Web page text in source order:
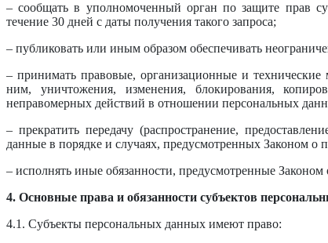
– сообщать в уполномоченный орган по защите прав
течение 30 дней с даты получения такого запроса;
– публиковать или иным образом обеспечивать
– принимать правовые, организационные и
ним, уничтожения, изменения, блокирования,
неправомерных действий в отношении персональных
– прекратить передачу (распространение,
данные в порядке и случаях, предусмотренных Законом о
– исполнять иные обязанности, предусмотренные
4. Основные права и обязанности субъектов
4.1. Субъекты персональных данных имеют право: